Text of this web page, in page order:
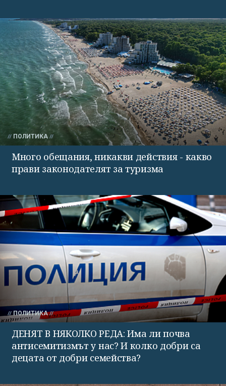
ПОЛИТИКА
Много обещания, никакви действия - какво
прави законодателят за туризма
ПОЛИТИКА
ДЕНЯТ В НЯКОЛКО РЕДА: Има ли почва
антисемитизмът у нас? И колко добри са
децата от добри семейства?